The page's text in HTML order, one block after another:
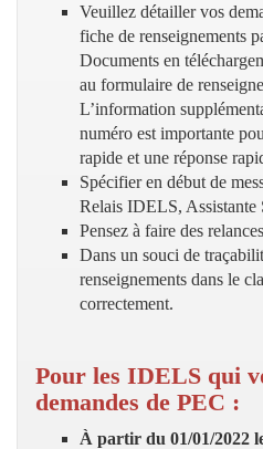
Veuillez détailler vos
fiche de renseignements
Documents en
au formulaire de
L’information
numéro est importante
rapide et une réponse
Spécifier en début de
Relais IDELS,
Pensez à faire des
Dans un souci de
renseignements dans le
correctement.
Pour les IDELS qui
demandes de PEC :
À partir du 01/01/2022